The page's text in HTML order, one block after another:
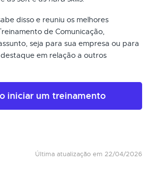
disso e reuniu os melhores
de Comunicação,
seja para sua empresa ou para
em relação a outros
iniciar um treinamento
Última atualização em 22/04/2026